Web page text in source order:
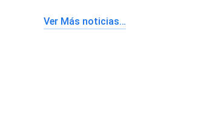
Ver Más noticias…